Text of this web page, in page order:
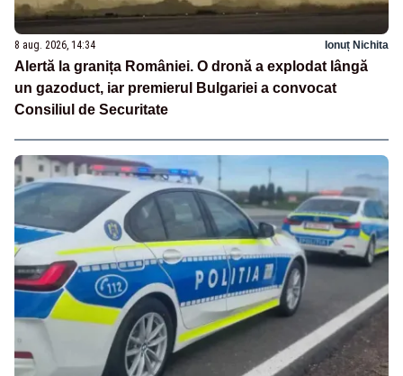
8 aug. 2026, 14:34 Ionuț Nichita
Alertă la granița României. O dronă a explodat lângă
un gazoduct, iar premierul Bulgariei a convocat
Consiliul de Securitate